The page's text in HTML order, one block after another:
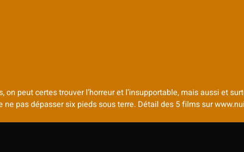
peut certes trouver l’horreur et l’insupportable, mais aussi et
pas dépasser six pieds sous terre. Détail des 5 films sur